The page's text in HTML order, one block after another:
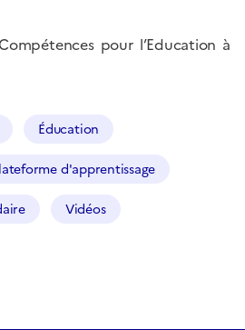
pour l’Education à
Éducation
d'apprentissage
Vidéos